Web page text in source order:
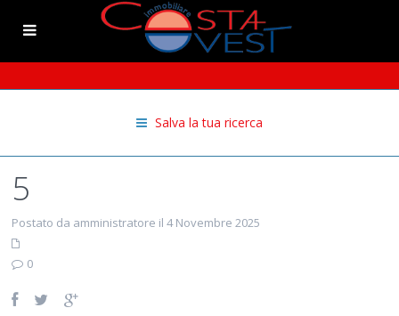
Salva la tua ricerca
5
Postato da amministratore il 4 Novembre 2025
0